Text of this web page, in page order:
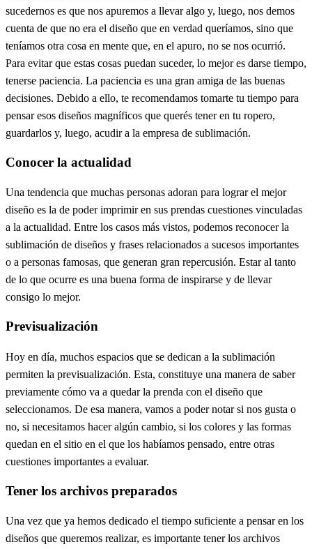
sucedernos es que nos apuremos a llevar algo y, luego, nos demos
cuenta de que no era el diseño que en verdad queríamos, sino que
teníamos otra cosa en mente que, en el apuro, no se nos ocurrió.
Para evitar que estas cosas puedan suceder, lo mejor es darse tiempo,
tenerse paciencia. La paciencia es una gran amiga de las buenas
decisiones. Debido a ello, te recomendamos tomarte tu tiempo para
pensar esos diseños magníficos que querés tener en tu ropero,
guardarlos y, luego, acudir a la empresa de sublimación.
Conocer la actualidad
Una tendencia que muchas personas adoran para lograr el mejor
diseño es la de poder imprimir en sus prendas cuestiones vinculadas
a la actualidad. Entre los casos más vistos, podemos reconocer la
sublimación de diseños y frases relacionados a sucesos importantes
o a personas famosas, que generan gran repercusión. Estar al tanto
de lo que ocurre es una buena forma de inspirarse y de llevar
consigo lo mejor.
Previsualización
Hoy en día, muchos espacios que se dedican a la sublimación
permiten la previsualización. Esta, constituye una manera de saber
previamente cómo va a quedar la prenda con el diseño que
seleccionamos. De esa manera, vamos a poder notar si nos gusta o
no, si necesitamos hacer algún cambio, si los colores y las formas
quedan en el sitio en el que los habíamos pensado, entre otras
cuestiones importantes a evaluar.
Tener los archivos preparados
Una vez que ya hemos dedicado el tiempo suficiente a pensar en los
diseños que queremos realizar, es importante tener los archivos